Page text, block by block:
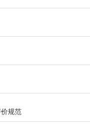
规范